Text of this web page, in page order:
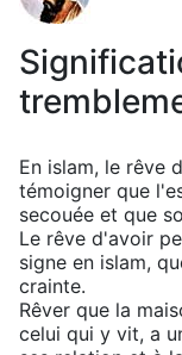
En islam, le rêve
témoigner que
secouée et que
Le rêve d'avoir
signe en islam,
crainte.
Rêver que la
celui qui y vit, a